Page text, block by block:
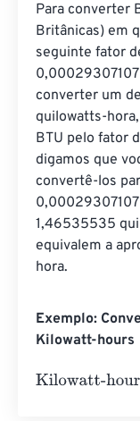
Para converter
Britânicas) em
seguinte fator
converter um
quilowatts-
BTU pelo fator
digamos que
convertê-los
1,46535535
equivalem a
hora.
Exemplo:
Kilowatt-hours
Kilowatt-hours